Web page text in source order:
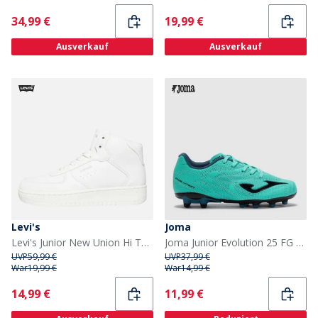
Current
34,99 €
Ausverkauf
Current
19,99 €
Ausverkauf
Levi's
Levi's Junior New Union Hi Top Sneakers Weiß 0061
UVP59,99 €
War19,99 €
Current
14,99 €
Joma
Joma Junior Evolution 25 FG Hartboden Fußballschuhe Petroleum
UVP37,99 €
War14,99 €
Current
11,99 €